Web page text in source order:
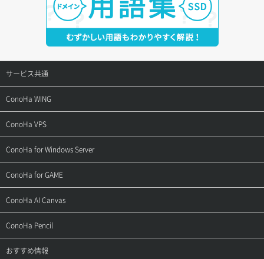
サービス共通
サポートトップ
ご契約・お支払い
用語集
お問い合わせ
ConoHa WING
サポートトップ
ご利用ガイド
お乗り換えガイド
よくある質問
ConoHa VPS
サポートトップ
ご利用ガイド
APIドキュメントVPS2.0
APIドキュメントVPS3.0
ConoHa for Windows Server
サポートトップ
ご利用ガイド
APIドキュメントVPS2.0
ConoHa for GAME
サポートトップ
ご利用ガイド
ConoHa AI Canvas
サポートトップ
ご利用ガイド
ConoHa Pencil
サポートトップ
おすすめ情報